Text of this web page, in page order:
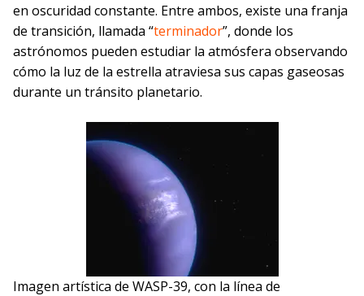
en oscuridad constante. Entre ambos, existe una franja
de transición, llamada “terminador”, donde los
astrónomos pueden estudiar la atmósfera observando
cómo la luz de la estrella atraviesa sus capas gaseosas
durante un tránsito planetario.
Imagen artística de WASP-39, con la línea de